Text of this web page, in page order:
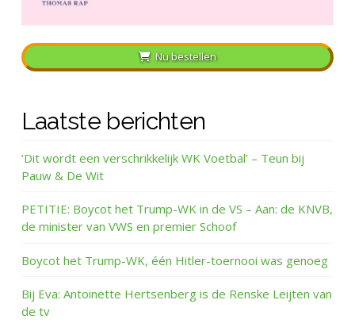
Nu bestellen
Laatste berichten
‘Dit wordt een verschrikkelijk WK Voetbal’ – Teun bij
Pauw & De Wit
PETITIE: Boycot het Trump-WK in de VS – Aan: de KNVB,
de minister van VWS en premier Schoof
Boycot het Trump-WK, één Hitler-toernooi was genoeg
Bij Eva: Antoinette Hertsenberg is de Renske Leijten van
de tv